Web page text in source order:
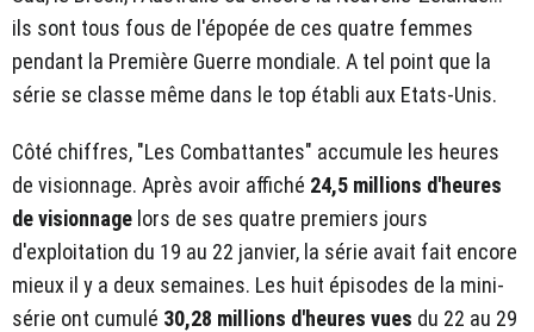
ils sont tous fous de l'épopée de ces quatre femmes
pendant la Première Guerre mondiale. A tel point que la
série se classe même dans le top établi aux Etats-Unis.
Côté chiffres, "Les Combattantes" accumule les heures
de visionnage. Après avoir affiché 24,5 millions d'heures
de visionnage lors de ses quatre premiers jours
d'exploitation du 19 au 22 janvier, la série avait fait encore
mieux il y a deux semaines. Les huit épisodes de la mini-
série ont cumulé 30,28 millions d'heures vues du 22 au 29